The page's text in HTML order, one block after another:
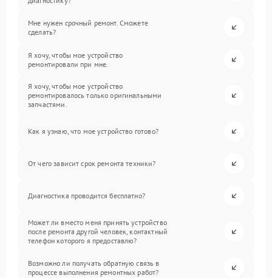
Мне нужен срочный ремонт. Сможете
сделать?
Я хочу, чтобы мое устройство
ремонтировали при мне.
Я хочу, чтобы мое устройство
ремонтировалось только оригинальными
запчастями.
Как я узнаю, что мое устройство готово?
От чего зависит срок ремонта техники?
Диагностика проводится бесплатно?
Может ли вместо меня принять устройство
после ремонта другой человек, контактный
телефон которого я предоставлю?
Возможно ли получать обратную связь в
процессе выполнения ремонтных работ?